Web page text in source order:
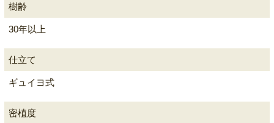
樹齢
30年以上
仕立て
ギュイヨ式
密植度